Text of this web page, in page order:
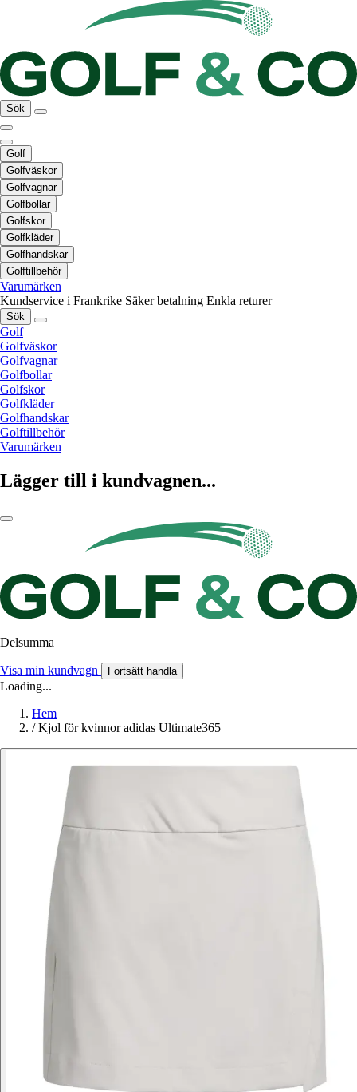
Sök
Golf
Golfväskor
Golfvagnar
Golfbollar
Golfskor
Golfkläder
Golfhandskar
Golftillbehör
Varumärken
Kundservice i Frankrike Säker betalning Enkla returer
Sök
Golf
Golfväskor
Golfvagnar
Golfbollar
Golfskor
Golfkläder
Golfhandskar
Golftillbehör
Varumärken
Lägger till i kundvagnen...
Delsumma
Visa min kundvagn Fortsätt handla
Loading...
Hem
/ Kjol för kvinnor adidas Ultimate365